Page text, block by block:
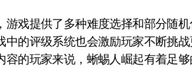
游戏提供了多种难度选择和部分随
中的评级系统也会激励玩家不断挑
容的玩家来说，蜥蜴人崛起有着足够